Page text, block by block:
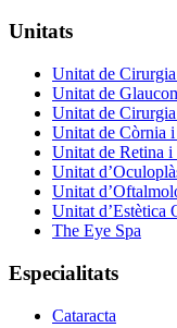
Unitats
Unitat de Cirurgia
Unitat de
Unitat de
Unitat de Còrnia
Unitat de Retina
Unitat
Unitat
Unitat d’Estètica
The Eye Spa
Especialitats
Cataracta